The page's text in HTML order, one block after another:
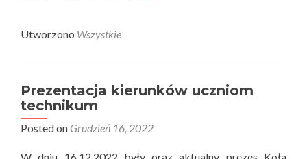
Utworzono Wszystkie
Prezentacja kierunków uczniom
technikum
Posted on Grudzień 16, 2022